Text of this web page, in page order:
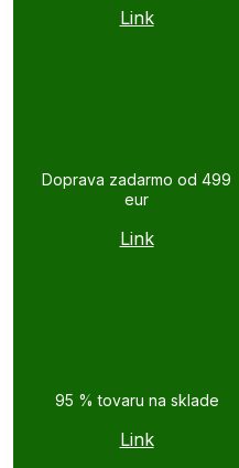
Link
Doprava zadarmo od 499
eur
Link
95 % tovaru na sklade
Link